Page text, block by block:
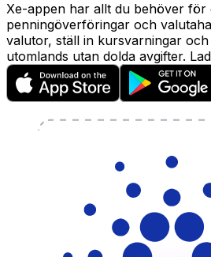
Xe-appen har allt du behöver för
penningöverföringar och
valutor, ställ in kursvarningar
utomlands utan dolda avgifter.